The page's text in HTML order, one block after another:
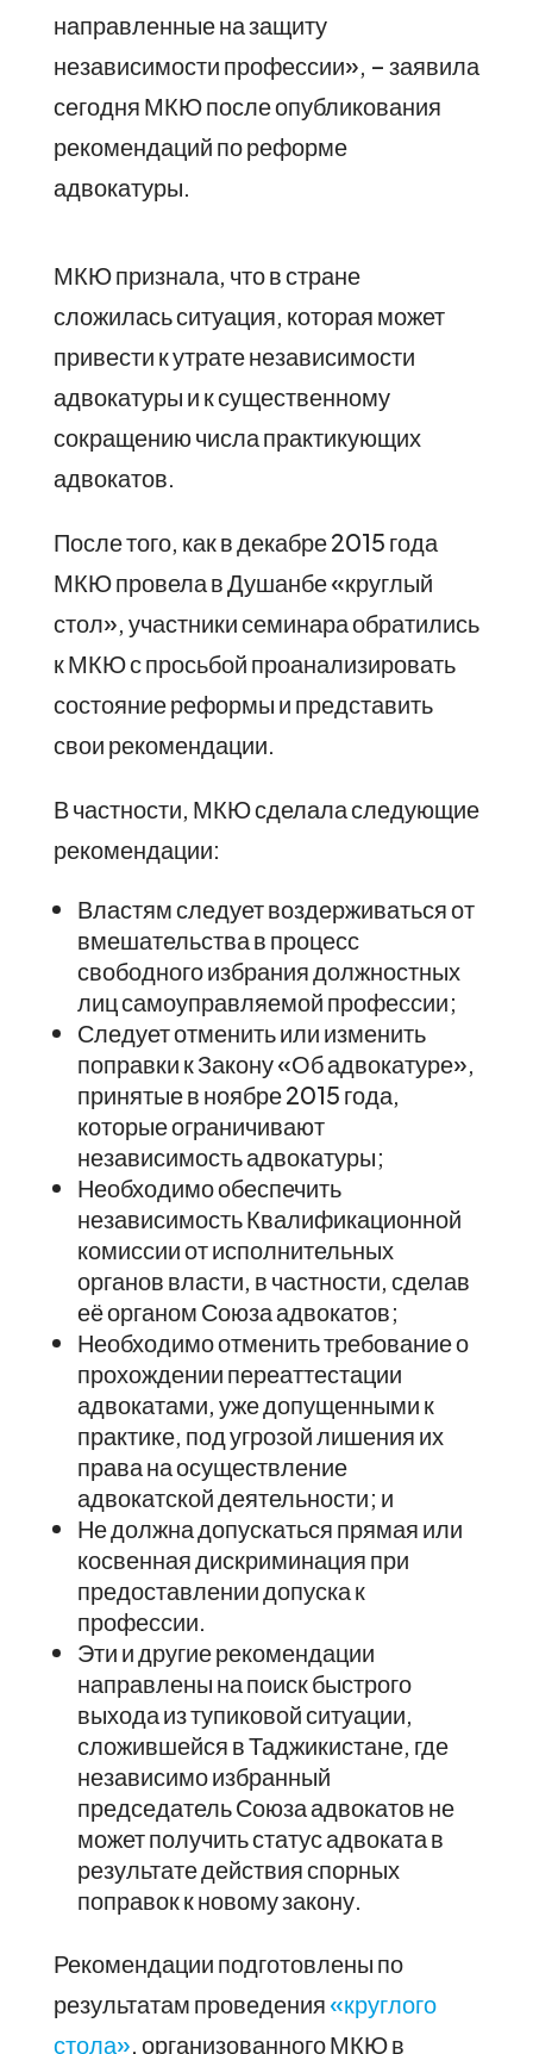
направленные на защиту
независимости профессии», – заявила
сегодня МКЮ после опубликования
рекомендаций по реформе
адвокатуры.
МКЮ признала, что в стране
сложилась ситуация, которая может
привести к утрате независимости
адвокатуры и к существенному
сокращению числа практикующих
адвокатов.
После того, как в декабре 2015 года
МКЮ провела в Душанбе «круглый
стол», участники семинара обратились
к МКЮ с просьбой проанализировать
состояние реформы и представить
свои рекомендации.
В частности, МКЮ сделала следующие
рекомендации:
Властям следует воздерживаться от
вмешательства в процесс
свободного избрания должностных
лиц самоуправляемой профессии;
Следует отменить или изменить
поправки к Закону «Об адвокатуре»,
принятые в ноябре 2015 года,
которые ограничивают
независимость адвокатуры;
Необходимо обеспечить
независимость Квалификационной
комиссии от исполнительных
органов власти, в частности, сделав
её органом Союза адвокатов;
Необходимо отменить требование о
прохождении переаттестации
адвокатами, уже допущенными к
практике, под угрозой лишения их
права на осуществление
адвокатской деятельности; и
Не должна допускаться прямая или
косвенная дискриминация при
предоставлении допуска к
профессии.
Эти и другие рекомендации
направлены на поиск быстрого
выхода из тупиковой ситуации,
сложившейся в Таджикистане, где
независимо избранный
председатель Союза адвокатов не
может получить статус адвоката в
результате действия спорных
поправок к новому закону.
Рекомендации подготовлены по
результатам проведения «круглого
стола» , организованного МКЮ в